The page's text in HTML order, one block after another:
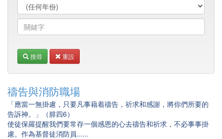
搜尋 重設
禱告與消防職場
「應當一無掛慮，只要凡事藉着禱告，祈求和感謝，將你們所要的
告訴神。」（腓四6）
使徒保羅提醒我們要常存一個感恩的心去禱告和祈求，不必事事掛
慮。作為基督徒消防員......